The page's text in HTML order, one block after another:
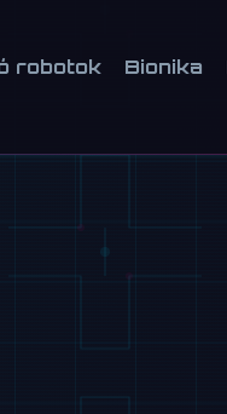
robotok Bionika